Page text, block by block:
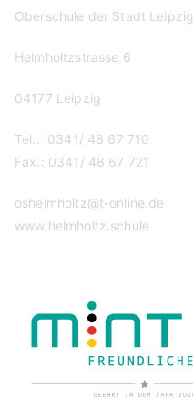
Oberschule der Stadt Leipzig
Helmholtzstrasse 6
04177 Leipzig
Tel.: 0341/ 48 67 710
Fax.: 0341/ 48 67 721
oshelmholtz@t-online.de
www.helmholtz.schule